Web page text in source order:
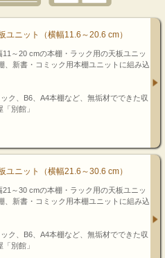
ユニット（横幅11.6～20.6 cm）
～20 cmの本棚・ラック用の天板ユニッ
、新書・コミック用本棚ユニットに組み込
ク、B6、A4本棚など、無垢材でできた収
別館」
ユニット（横幅21.6～30.6 cm）
～30 cmの本棚・ラック用の天板ユニッ
、新書・コミック用本棚ユニットに組み込
ク、B6、A4本棚など、無垢材でできた収
別館」